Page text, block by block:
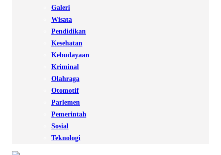
Galeri
Wisata
Pendidikan
Kesehatan
Kebudayaan
Kriminal
Olahraga
Otomotif
Parlemen
Pemerintah
Sosial
Teknologi